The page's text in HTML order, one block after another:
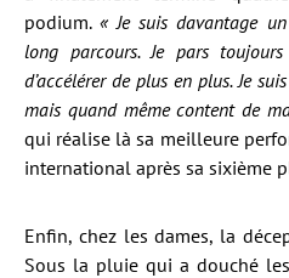
podium.« Je suis davantage
long parcours. Je pars
d’accélérer de plus en plus. Je
mais quand même content de
qui réalise là sa meilleure
international après sa sixième
Enfin, chez les dames, la
Sous la pluie qui a douché